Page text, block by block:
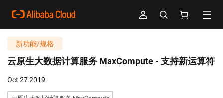
新功能/规格
云原生大数据计算服务 MaxCompute - 支持新运算符
Oct 27 2019